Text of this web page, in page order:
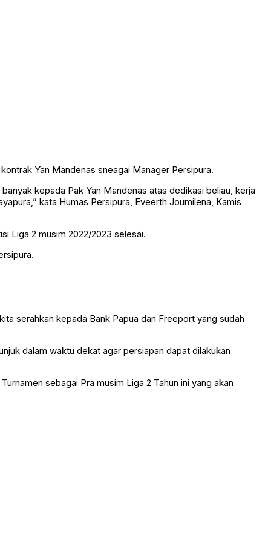
Yan Mandenas sneagai Manager Persipura.
kepada Pak Yan Mandenas atas dedikasi beliau, kerja
kata Humas Persipura, Eveerth Joumilena, Kamis
Liga 2 musim 2022/2023 selesai.
serahkan kepada Bank Papua dan Freeport yang sudah
dalam waktu dekat agar persiapan dapat dilakukan
sebagai Pra musim Liga 2 Tahun ini yang akan